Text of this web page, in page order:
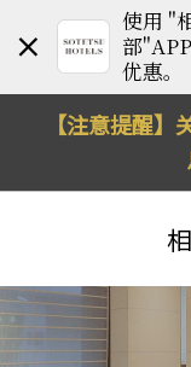
使用 "
部
优惠。
【注意提醒